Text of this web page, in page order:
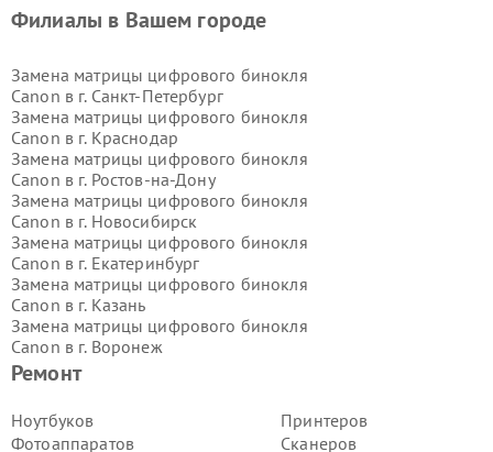
Ремонт
Ноутбуков
Фотоаппаратов
Принтеров
Сканеров
Филиалы в Вашем городе
Замена матрицы цифрового бинокля
Canon в г. Санкт-Петербург
Замена матрицы цифрового бинокля
Canon в г. Краснодар
Замена матрицы цифрового бинокля
Canon в г. Ростов-на-Дону
Замена матрицы цифрового бинокля
Canon в г. Новосибирск
Замена матрицы цифрового бинокля
Canon в г. Екатеринбург
Замена матрицы цифрового бинокля
Canon в г. Казань
Замена матрицы цифрового бинокля
Canon в г. Воронеж
Замена матрицы цифрового бинокля
Замена матрицы цифрового бинокля
Canon в г.Самара